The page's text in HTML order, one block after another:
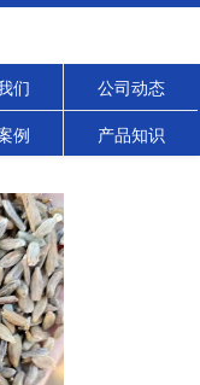
们 公司动态
例 产品知识